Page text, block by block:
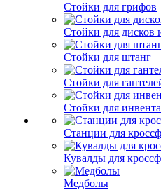
Стойки для грифов
Стойки для дисков
Стойки для штанг
Стойки для
Стойки для
Станции для
Кувалды для
Медболы